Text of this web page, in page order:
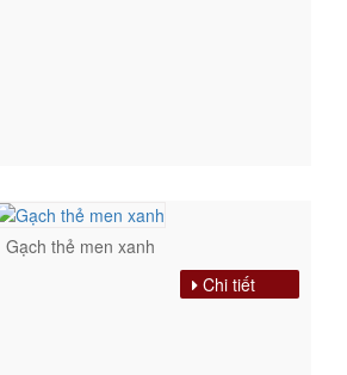
Gạch thẻ men xanh
Chi tiết